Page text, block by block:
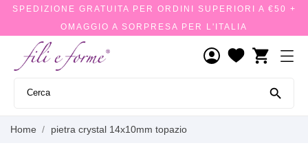
SPEDIZIONE GRATUITA PER ORDINI SUPERIORI A €50 +
OMAGGIO A SORPRESA PER L'ITALIA
shopping_cart

Home pietra crystal 14x10mm topazio